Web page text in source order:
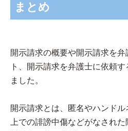
まとめ
開示請求の概要や開示請求を
ト、開示請求を弁護士に依頼
ました。
開示請求とは、匿名やハンド
上での誹謗中傷などがなされ